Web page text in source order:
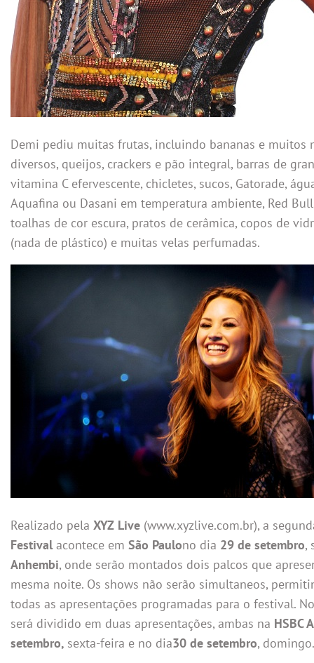
Demi pediu muitas frutas, incluindo bananas e muitos
diversos, queijos, crackers e pão integral, barras de
vitamina C efervescente, chicletes, sucos, Gatorade,
Aquafina ou Dasani em temperatura ambiente, Red
toalhas de cor escura, pratos de cerâmica, copos de
(nada de plástico) e muitas velas perfumadas.
Realizado pela XYZ Live (www.xyzlive.com.br), a
Festival acontece em São Paulono dia 29 de setembro,
Anhembi, onde serão montados dois palcos que
mesma noite. Os shows não serão simultaneos,
todas as apresentações programadas para o festival.
será dividido em duas apresentações, ambas na HSBC
setembro, sexta-feira e no dia30 de setembro, domingo.